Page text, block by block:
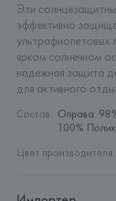
Эти
эффективно
ультрафиолетовых
ярком солнечном
надежная защита
для активного
Состав: Оправа:
100%
Цвет производителя: